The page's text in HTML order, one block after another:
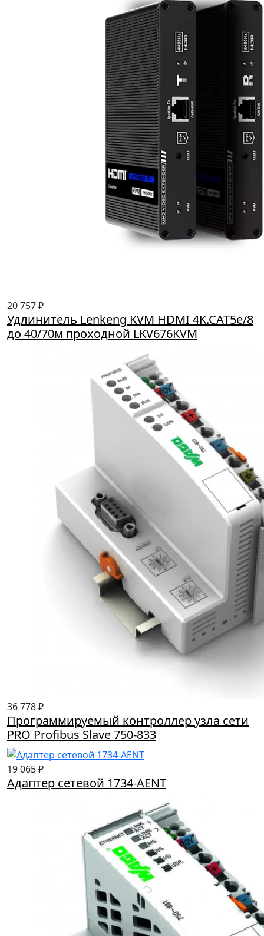
20 757 ₽
Удлинитель Lenkeng KVM HDMI 4K.CAT5e/8
до 40/70м проходной LKV676KVM
36 778 ₽
Программируемый контроллер узла сети
PRO Profibus Slave 750-833
19 065 ₽
Адаптер сетевой 1734-AENT